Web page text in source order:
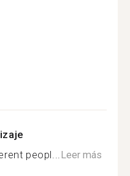
peopl...Leer más